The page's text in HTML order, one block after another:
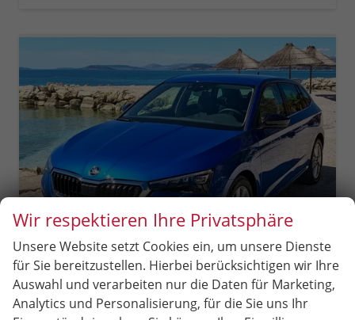
Skoda Scala
Wir respektieren Ihre Privatsphäre
Unsere Website setzt Cookies ein, um unsere Dienste
für Sie bereitzustellen. Hierbei berücksichtigen wir Ihre
Auswahl und verarbeiten nur die Daten für Marketing,
Analytics und Personalisierung, für die Sie uns Ihr